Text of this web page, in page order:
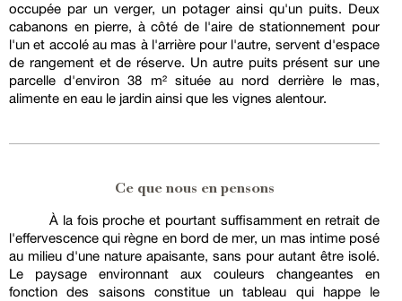
occupée par un verger, un potager ainsi qu'un puits. Deux
cabanons en pierre, à côté de l'aire de stationnement pour
l'un et accolé au mas à l'arrière pour l'autre, servent d'espace
de rangement et de réserve. Un autre puits présent sur une
parcelle d'environ 38 m² située au nord derrière le mas,
alimente en eau le jardin ainsi que les vignes alentour.
Ce que nous en pensons
À la fois proche et pourtant suffisamment en retrait de
l'effervescence qui règne en bord de mer, un mas intime posé
au milieu d'une nature apaisante, sans pour autant être isolé.
Le paysage environnant aux couleurs changeantes en
fonction des saisons constitue un tableau qui happe le